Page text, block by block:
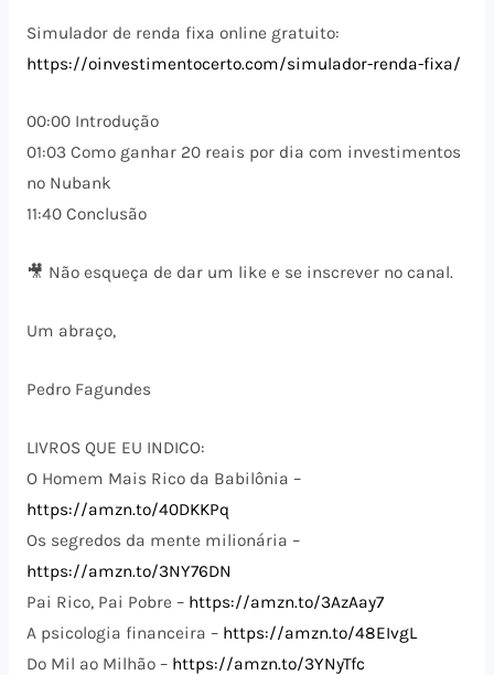
Simulador de renda fixa online gratuito:
https://oinvestimentocerto.com/simulador-renda-fixa/
00:00 Introdução
01:03 Como ganhar 20 reais por dia com investimentos
no Nubank
11:40 Conclusão
🎥 Não esqueça de dar um like e se inscrever no canal.
Um abraço,
Pedro Fagundes
LIVROS QUE EU INDICO:
O Homem Mais Rico da Babilônia –
https://amzn.to/40DKKPq
Os segredos da mente milionária –
https://amzn.to/3NY76DN
Pai Rico, Pai Pobre – https://amzn.to/3AzAay7
A psicologia financeira – https://amzn.to/48EIvgL
Do Mil ao Milhão – https://amzn.to/3YNyTfc